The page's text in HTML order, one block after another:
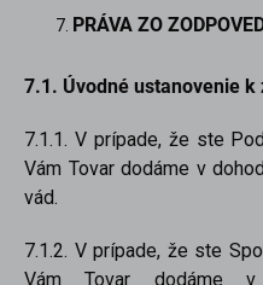
PRÁVA ZO
7.1. Úvodné ustanovenie
7.1.1. V prípade, že ste
Vám Tovar dodáme v
vád.
7.1.2. V prípade, že ste
Vám Tovar dodáme